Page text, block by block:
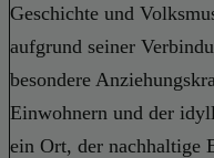
Geschichte und
aufgrund seiner
besondere
Einwohnern und der
ein Ort, der nachhaltige